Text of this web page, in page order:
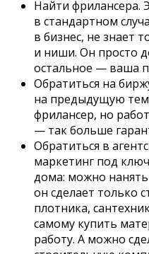
Найти фрилансера.
в стандартном
в бизнес, не знает
и ниши. Он просто
остальное — ваша
Обратиться на
на предыдущую
фрилансер, но
— так больше
Обратиться в
маркетинг под
дома: можно
он сделает только
плотника,
самому купить
работу. А можно